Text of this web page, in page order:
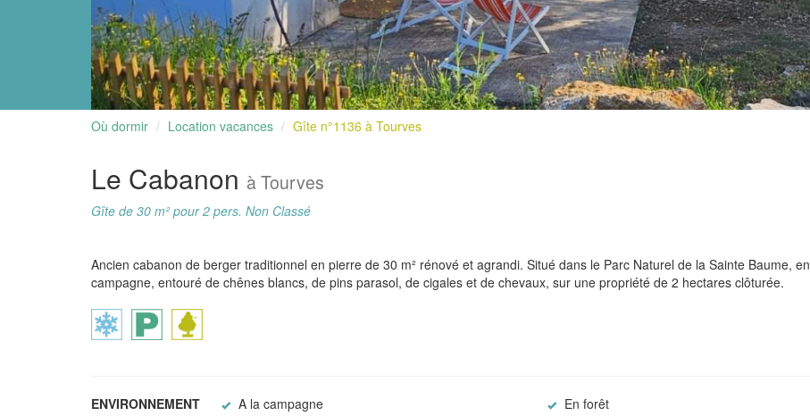
Où dormir Location vacances Gîte n°1136 à Tourves
Le Cabanon à Tourves
Gîte de 30 m² pour 2 pers. Non Classé
Ancien cabanon de berger traditionnel en pierre de 30 m² rénové et agrandi. Situé dans le Parc Naturel de la Sainte Baume, en
campagne, entouré de chênes blancs, de pins parasol, de cigales et de chevaux, sur une propriété de 2 hectares clôturée.
ENVIRONNEMENT A la campagne En forêt